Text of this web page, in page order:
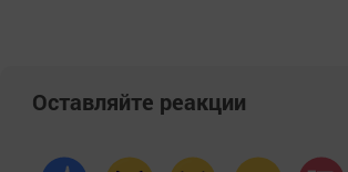
Оставляйте реакции